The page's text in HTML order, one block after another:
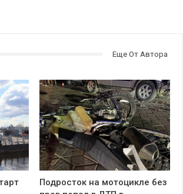
Еще От Автора
Подросток на мотоцикле без